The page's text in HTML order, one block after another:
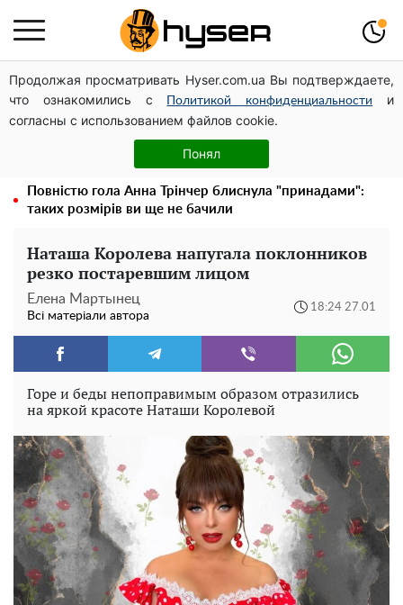
Продолжая просматривать Hyser.com.ua Вы подтверждаете,
что ознакомились с
Политикой конфиденциальности
и
согласны с использованием файлов cookie.
Понял
Дрони із націнкою: Олександр Конотопський вивів
мільйони оборонного бюджету через фіктивну фірму в
Естонії
Гола Олена Тополя у цікавих позах змусила відвисати
щелепи: злив відео – було лише початком
Повністю гола Анна Трінчер блиснула "принадами":
таких розмірів ви ще не бачили
Наташа Королева напугала поклонников
резко постаревшим лицом
Елена Мартынец
Всі матеріали автора
18:24 27.01
Горе и беды непоправимым образом отразились
на яркой красоте Наташи Королевой